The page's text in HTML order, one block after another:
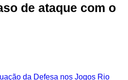
de ataque com o